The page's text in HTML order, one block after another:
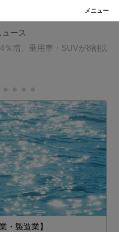
ース
％増、乗用車・SUVが8割拡
・製造業】